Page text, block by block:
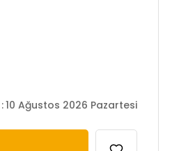
:10 Ağustos 2026 Pazartesi